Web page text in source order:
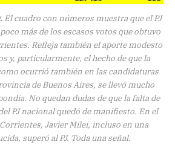
El cuadro con números muestra que el PJ
más de los escasos votos que obtuvo
Refleja también el aporte modesto
y, particularmente, el hecho de que la
ocurrió también en las candidaturas
de Buenos Aires, se llevó mucho
No quedan dudas de que la falta de
PJ nacional quedó de manifiesto. En el
Javier Milei, incluso en una
superó al PJ. Toda una señal.